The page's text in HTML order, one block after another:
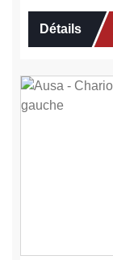
Détails